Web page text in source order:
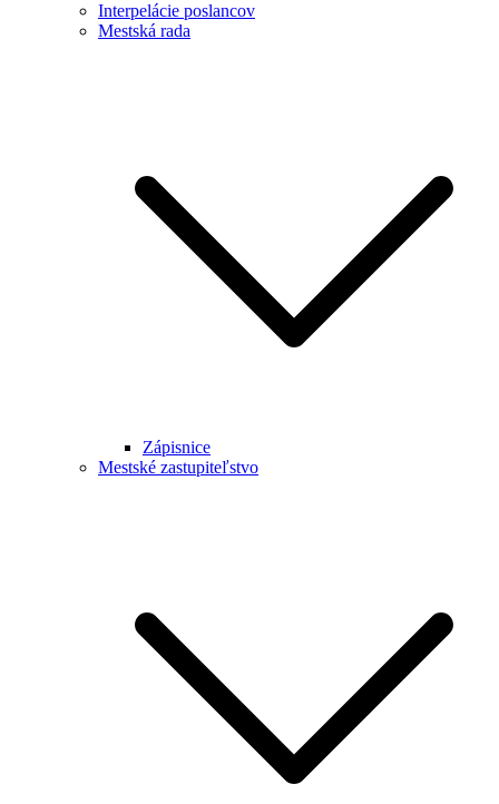
Interpelácie poslancov
Mestská rada
Zápisnice
Mestské zastupiteľstvo